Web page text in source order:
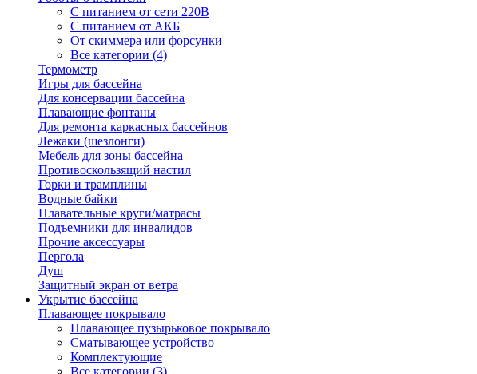
С питанием от сети 220В
С питанием от АКБ
От скиммера или форсунки
Все категории (4)
Термометр
Игры для бассейна
Для консервации бассейна
Плавающие фонтаны
Для ремонта каркасных бассейнов
Лежаки (шезлонги)
Мебель для зоны бассейна
Противоскользящий настил
Горки и трамплины
Водные байки
Плавательные круги/матрасы
Подъемники для инвалидов
Прочие аксессуары
Пергола
Душ
Защитный экран от ветра
Укрытие бассейна
Плавающее покрывало
Плавающее пузырьковое покрывало
Сматывающее устройство
Комплектующие
Все категории (3)